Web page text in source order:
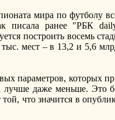
мира по футболу
писала ранее "РБК
построить восемь
мест – в 13,2 и 5,6
параметров, которых
даже меньше. Это
что значится в